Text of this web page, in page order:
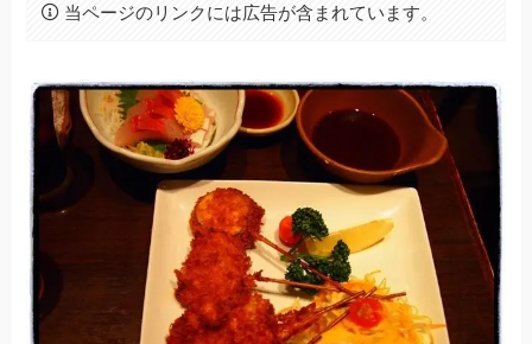
当ページのリンクには広告が含まれています。